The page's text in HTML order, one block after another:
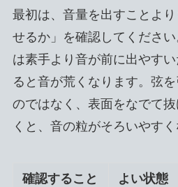
最初は、音量を出すことよ
せるか」を確認してくださ
は素手より音が前に出やす
ると音が荒くなります。弦
のではなく、表面をなでて
くと、音の粒がそろいやすく
確認すること よい状態